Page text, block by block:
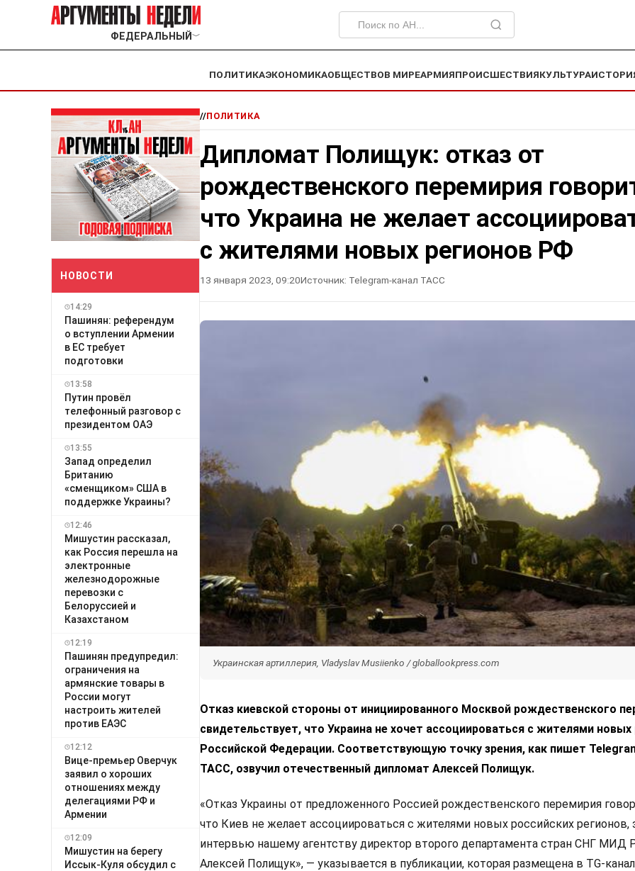
ФЕДЕРАЛЬНЫЙ ﹀
ПОЛИТИКАЭКОНОМИКАОБЩЕСТВОВ МИРЕАРМИЯПРОИСШЕСТВИЯКУЛЬТУРА
НОВОСТИ
14:29
Пашинян: референдум
о вступлении Армении
в ЕС требует
подготовки
13:58
Путин провёл
телефонный разговор с
президентом ОАЭ
13:55
Запад определил
Британию
«сменщиком» США в
поддержке Украины?
12:46
Мишустин рассказал,
как Россия перешла на
электронные
железнодорожные
перевозки с
Белоруссией и
Казахстаном
12:19
Пашинян предупредил:
ограничения на
армянские товары в
России могут
настроить жителей
против ЕАЭС
12:12
Вице-премьер Оверчук
заявил о хороших
отношениях между
делегациями РФ и
Армении
12:09
Мишустин на берегу
Иссык-Куля обсудил с
//ПОЛИТИКА
Дипломат Полищук: отказ от
рождественского перемирия
что Украина не желает
с жителями новых регионов РФ
13 января 2023, 09:20Источник: Telegram-канал ТАСС
Украинская артиллерия, Vladyslav Musiienko / globallookpress.com
Отказ киевской стороны от инициированного Москвой рождественского
свидетельствует, что Украина не хочет ассоциироваться с жителями новых
Российской Федерации. Соответствующую точку зрения, как пишет
ТАСС, озвучил отечественный дипломат Алексей Полищук.
«Отказ Украины от предложенного Россией рождественского перемирия
что Киев не желает ассоциироваться с жителями новых российских регионов,
интервью нашему агентству директор второго департамента стран СНГ МИД
Алексей Полищук», — указывается в публикации, которая размещена в TG-